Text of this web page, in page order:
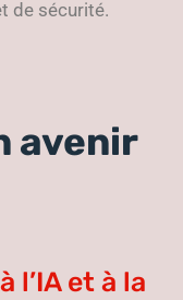
de sécurité.
avenir
l’IA et à la